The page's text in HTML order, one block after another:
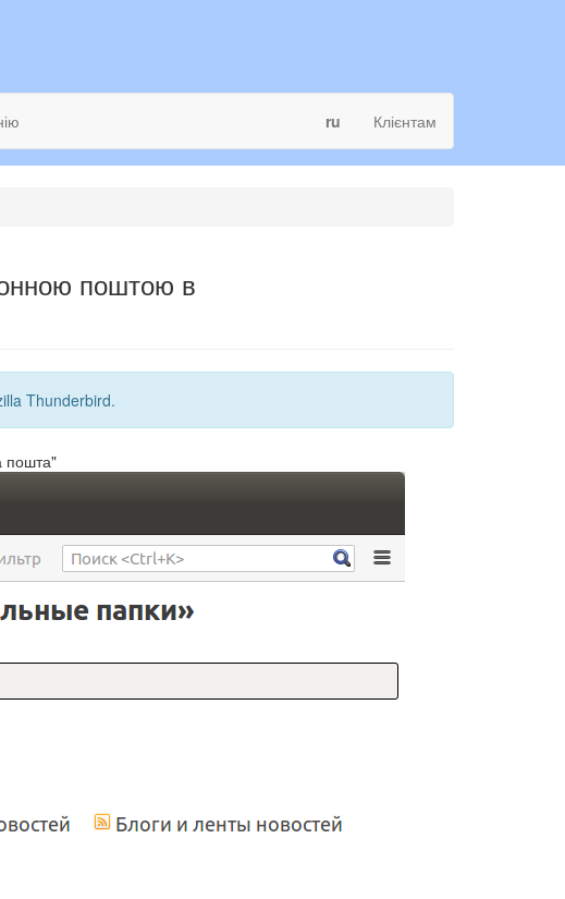
ru Клієнтам
поштою в
Thunderbird.
пошта"